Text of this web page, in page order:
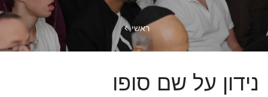
ראשי
נידון על שם סופו